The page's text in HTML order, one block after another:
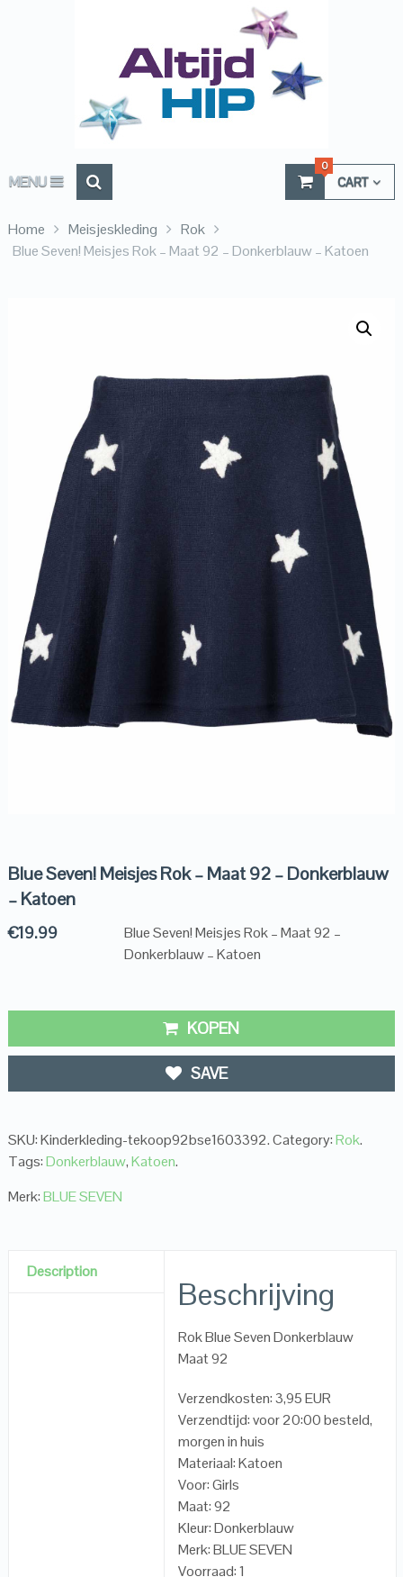
MENU CART
0
Home Meisjeskleding
Rok
Blue Seven! Meisjes Rok – Maat 92 – Donkerblauw – Katoen
Blue Seven! Meisjes Rok – Maat 92 – Donkerblauw
– Katoen
€19.99
Blue Seven! Meisjes Rok – Maat 92 –
Donkerblauw – Katoen
KOPEN
SAVE
SKU:Kinderkleding-tekoop92bse1603392.Category:Rok.
Tags:Donkerblauw,Katoen.
Merk:BLUE SEVEN
Description
Beschrijving
Rok Blue Seven Donkerblauw
Maat 92
Verzendkosten: 3,95 EUR
Verzendtijd: voor 20:00 besteld,
morgen in huis
Materiaal: Katoen
Voor: Girls
Maat: 92
Kleur: Donkerblauw
Merk: BLUE SEVEN
Voorraad: 1